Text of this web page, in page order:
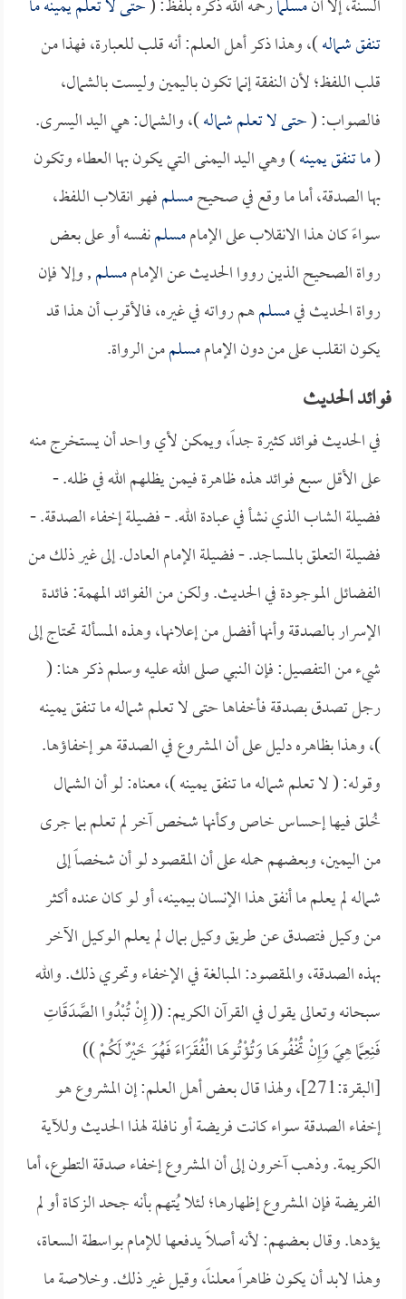
السنة، إلا أنمسلماًرحمه الله ذكره بلفظ: (حتى لا تعلم يمينه ما
تنفق شماله)، وهذا ذكر أهل العلم: أنه قلب للعبارة، فهذا من
قلب اللفظ؛ لأن النفقة إنما تكون باليمين وليست بالشمال،
فالصواب: (حتى لا تعلم شماله)، والشمال: هي اليد اليسرى.
(ما تنفق يمينه) وهي اليد اليمنى التي يكون بها العطاء وتكون
بها الصدقة، أما ما وقع في صحيحمسلمفهو انقلاب اللفظ،
سواءً كان هذا الانقلاب على الإماممسلمنفسه أو على بعض
رواة الصحيح الذين رووا الحديث عن الإماممسلم, وإلا فإن
رواة الحديث فيمسلمهم رواته في غيره، فالأقرب أن هذا قد
يكون انقلب على من دون الإماممسلممن الرواة.
فوائد الحديث
في الحديث فوائد كثيرة جداً، ويمكن لأي واحد أن يستخرج منه
على الأقل سبع فوائد هذه ظاهرة فيمن يظلهم الله في ظله. -
فضيلة الشاب الذي نشأ في عبادة الله. - فضيلة إخفاء الصدقة. -
فضيلة التعلق بالمساجد. - فضيلة الإمام العادل. إلى غير ذلك من
الفضائل الموجودة في الحديث. ولكن من الفوائد المهمة: فائدة
الإسرار بالصدقة وأنها أفضل من إعلانها، وهذه المسألة تحتاج إلى
شيء من التفصيل: فإن النبي صلى الله عليه وسلم ذكر هنا: (
رجل تصدق بصدقة فأخفاها حتى لا تعلم شماله ما تنفق يمينه
)، وهذا بظاهره دليل على أن المشروع في الصدقة هو إخفاؤها.
وقوله: (لا تعلم شماله ما تنفق يمينه )، معناه: لو أن الشمال
خُلق فيها إحساس خاص وكأنها شخص آخر لم تعلم بما جرى
من اليمين، وبعضهم حمله على أن المقصود لو أن شخصاً إلى
شماله لم يعلم ما أنفق هذا الإنسان بيمينه، أو لو كان عنده أكثر
من وكيل فتصدق عن طريق وكيل بمال لم يعلم الوكيل الآخر
بهذه الصدقة، والمقصود: المبالغة في الإخفاء وتحري ذلك. والله
سبحانه وتعالى يقول في القرآن الكريم: ((إِنْ تُبْدُوا الصَّدَقَاتِ
فَنِعِمَّا هِيَ وَإِنْ تُخْفُوهَا وَتُؤْتُوهَا الْفُقَرَاءَ فَهُوَ خَيْرٌ لَكُمْ ))
[البقرة:271]، ولهذا قال بعض أهل العلم: إن المشروع هو
إخفاء الصدقة سواء كانت فريضة أو نافلة لهذا الحديث وللآية
الكريمة. وذهب آخرون إلى أن المشروع إخفاء صدقة التطوع، أما
الفريضة فإن المشروع إظهارها؛ لئلا يُتهم بأنه جحد الزكاة أو لم
يؤدها. وقال بعضهم: لأنه أصلاً يدفعها للإمام بواسطة السعاة،
وهذا لابد أن يكون ظاهراً معلناً، وقيل غير ذلك. وخلاصة ما